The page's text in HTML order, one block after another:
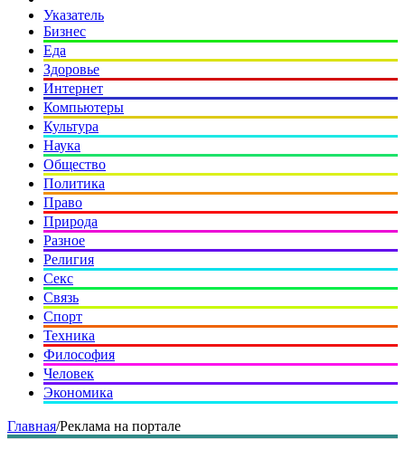
Указатель
Бизнес
Еда
Здоровье
Интернет
Компьютеры
Культура
Наука
Общество
Политика
Право
Природа
Разное
Религия
Секс
Связь
Спорт
Техника
Философия
Человек
Экономика
Главная/Реклама на портале